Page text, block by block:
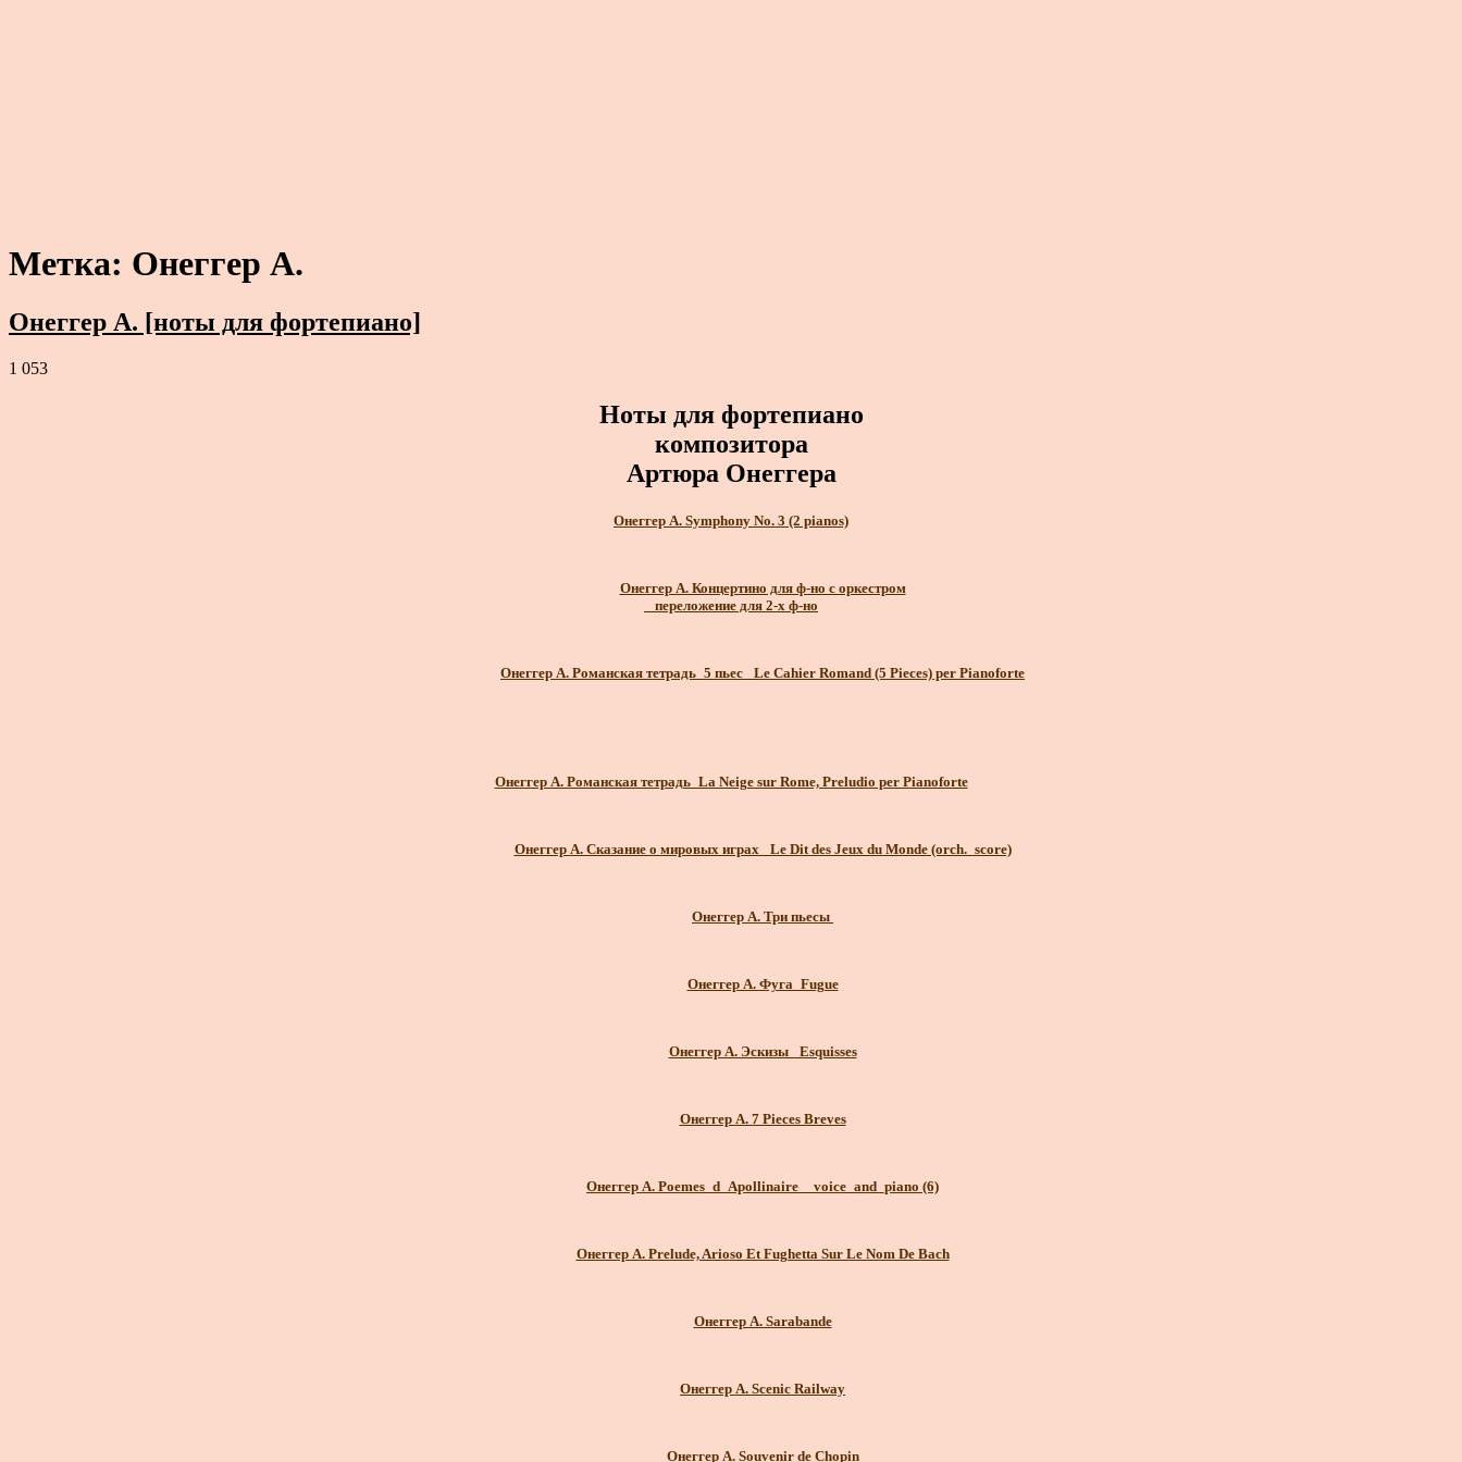
Метка: Онеггер А.
Онеггер А. [ноты для фортепиано]
1 053
Ноты для фортепиано
композитора
Артюра Онеггера
Онеггер А. Symphony No. 3 (2 pianos)
Онеггер А. Концертино для ф-но с оркестром
_ переложение для 2-х ф-но
Онеггер А. Романская тетрадь_5 пьес_ Le Cahier Romand (5 Pieces) per Pianoforte
Онеггер А. Романская тетрадь_La Neige sur Rome, Preludio per Pianoforte
Онеггер А. Сказание о мировых играх_ Le Dit des Jeux du Monde (orch._score)
Онеггер А. Три пьесы
Онеггер А. Фуга_Fugue
Онеггер А. Эскизы_ Esquisses
Онеггер А. 7 Pieces Breves
Онеггер А. Poemes_d_Apollinaire__voice_and_piano (6)
Онеггер А. Prelude, Arioso Et Fughetta Sur Le Nom De Bach
Онеггер А. Sarabande
Онеггер А. Scenic Railway
Онеггер А. Souvenir de Chopin